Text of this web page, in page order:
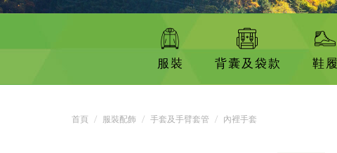
服裝 背囊及袋款 鞋履
首頁 服裝配飾 手套及手臂套管 內裡手套